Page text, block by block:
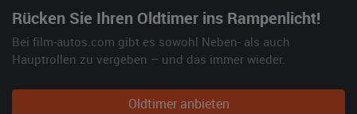
Rücken Sie Ihren Oldtimer ins Rampenlicht!
Bei film-autos.com gibt es sowohl Neben- als auch
Hauptrollen zu vergeben – und das immer wieder.
Oldtimer anbieten